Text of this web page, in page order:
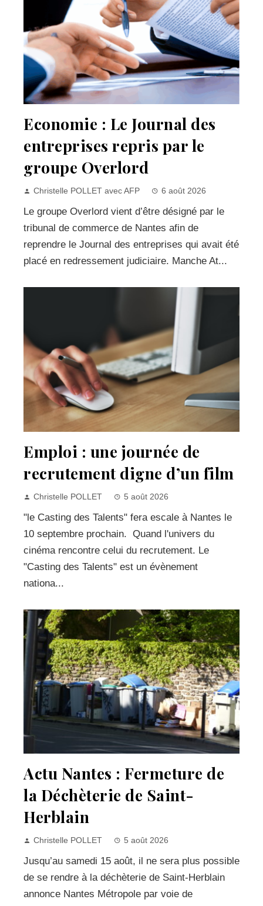
Economie : Le Journal des
entreprises repris par le
groupe Overlord
Christelle POLLET avec AFP 6 août 2026
Le groupe Overlord vient d’être désigné par le
tribunal de commerce de Nantes afin de
reprendre le Journal des entreprises qui avait été
placé en redressement judiciaire. Manche At...
Emploi : une journée de
recrutement digne d’un film
Christelle POLLET 5 août 2026
"le Casting des Talents" fera escale à Nantes le
10 septembre prochain. Quand l'univers du
cinéma rencontre celui du recrutement. Le
"Casting des Talents" est un évènement
nationa...
Actu Nantes : Fermeture de
la Déchèterie de Saint-
Herblain
Christelle POLLET 5 août 2026
Jusqu’au samedi 15 août, il ne sera plus possible
de se rendre à la déchèterie de Saint-Herblain
annonce Nantes Métropole par voie de